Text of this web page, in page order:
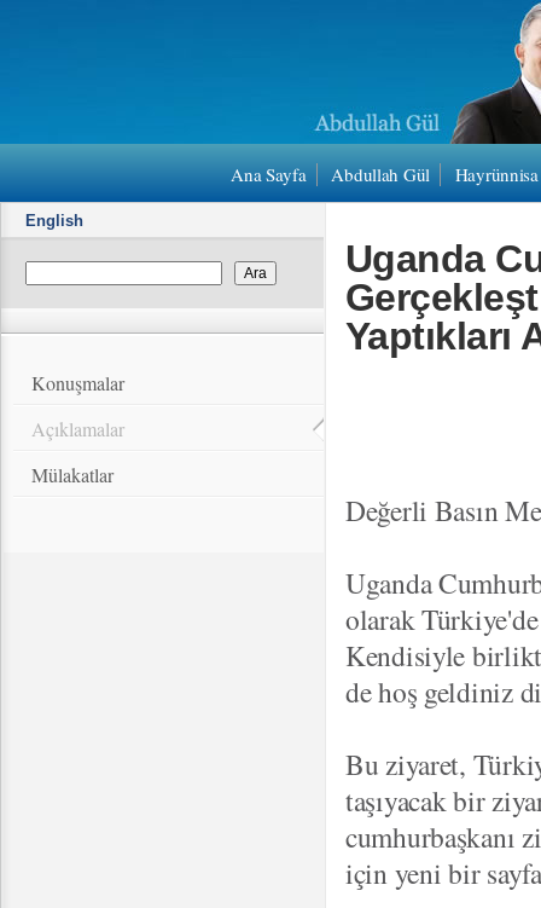
Ana Sayfa Abdullah Gül
English
Konuşmalar
Açıklamalar
Mülakatlar
Uganda
Yaptıkları
Değerli Basın
Uganda
olarak
Kendisiyle
de hoş geldiniz
Bu ziyaret,
taşıyacak bir
cumhurbaşkanı
için yeni bir